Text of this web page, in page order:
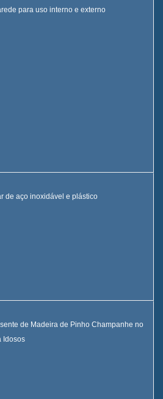
para uso interno e externo
de aço inoxidável e plástico
de Madeira de Pinho Champanhe no
Idosos